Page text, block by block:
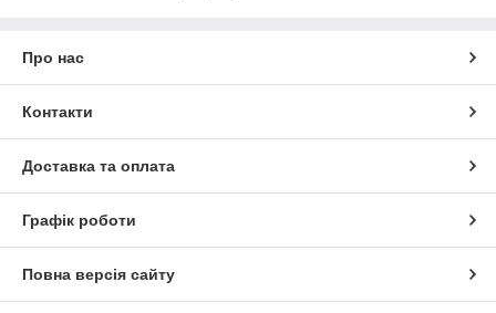
Про нас
Контакти
Доставка та оплата
Графік роботи
Повна версія сайту